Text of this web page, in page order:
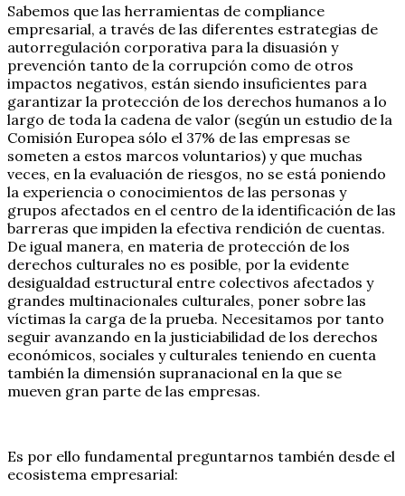
Sabemos que las herramientas de compliance
empresarial, a través de las diferentes estrategias de
autorregulación corporativa para la disuasión y
prevención tanto de la corrupción como de otros
impactos negativos, están siendo insuficientes para
garantizar la protección de los derechos humanos a lo
largo de toda la cadena de valor (según un estudio de la
Comisión Europea sólo el 37% de las empresas se
someten a estos marcos voluntarios) y que muchas
veces, en la evaluación de riesgos, no se está poniendo
la experiencia o conocimientos de las personas y
grupos afectados en el centro de la identificación de las
barreras que impiden la efectiva rendición de cuentas.
De igual manera, en materia de protección de los
derechos culturales no es posible, por la evidente
desigualdad estructural entre colectivos afectados y
grandes multinacionales culturales, poner sobre las
víctimas la carga de la prueba. Necesitamos por tanto
seguir avanzando en la justiciabilidad de los derechos
económicos, sociales y culturales teniendo en cuenta
también la dimensión supranacional en la que se
mueven gran parte de las empresas.
Es por ello fundamental preguntarnos también desde el
ecosistema empresarial: